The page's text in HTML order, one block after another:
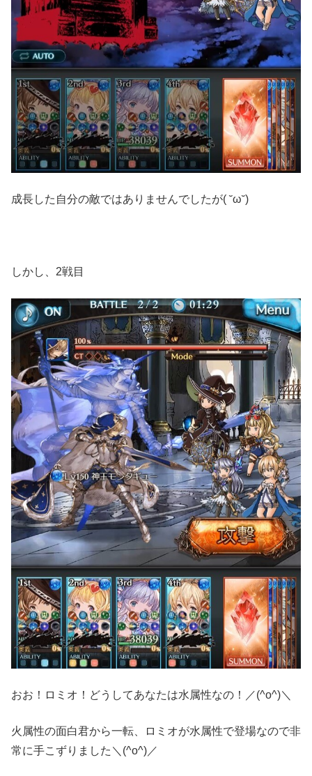
成長した自分の敵ではありませんでしたが( ˘ω˘)
しかし、2戦目
おお！ロミオ！どうしてあなたは水属性なの！／(^o^)＼
火属性の面白君から一転、ロミオが水属性で登場なので非
常に手こずりました＼(^o^)／